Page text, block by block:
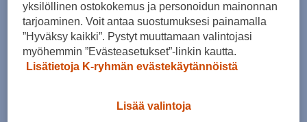
Koko
S L
Kokotaulukko
yksilöllinen ostokokemus ja personoidun mainonnan
tarjoaminen. Voit antaa suostumuksesi painamalla
”Hyväksy kaikki”. Pystyt muuttamaan valintojasi
myöhemmin ”Evästeasetukset”-linkin kautta.
Lisätietoja K-ryhmän evästekäytännöistä
Lisää valintoja